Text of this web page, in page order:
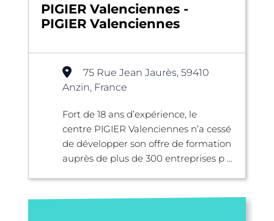
PIGIER Valenciennes -
PIGIER Valenciennes
75 Rue Jean Jaurès, 59410
Anzin, France
Fort de 18 ans d’expérience, le
centre PIGIER Valenciennes n’a cessé
de développer son offre de formation
auprès de plus de 300 entreprises p ...